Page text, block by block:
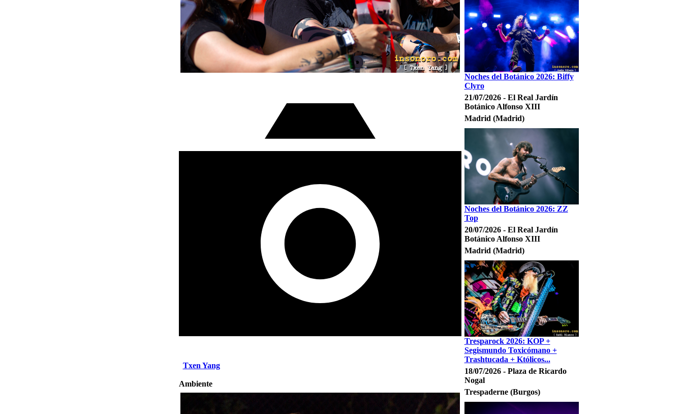
Txen Yang
Ambiente
Noches del Botánico 2026: Biffy
Clyro
21/07/2026 - El Real Jardín
Botánico Alfonso XIII
Madrid (Madrid)
Noches del Botánico 2026: ZZ
Top
20/07/2026 - El Real Jardín
Botánico Alfonso XIII
Madrid (Madrid)
Tresparock 2026: KOP +
Segismundo Toxicómano +
Trashtucada + Któlicos...
18/07/2026 - Plaza de Ricardo
Nogal
Trespaderne (Burgos)